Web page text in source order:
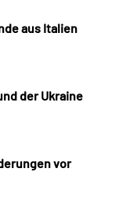
aus Italien
der Ukraine
vor